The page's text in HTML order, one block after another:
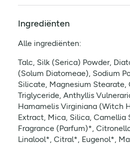
Ingrediënten
Alle ingrediënten:
Talc, Silk (Serica) Powder,
(Solum Diatomeae), Sodium
Silicate, Magnesium Stearate,
Triglyceride, Anthyllis
Hamamelis Virginiana (Witch
Extract, Mica, Silica, Camellia
Fragrance (Parfum)*,
Linalool*, Citral*, Eugenol*,